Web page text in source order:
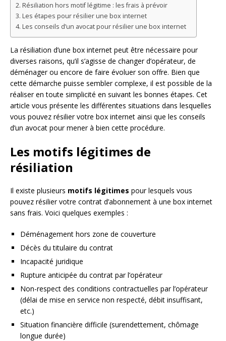
Résiliation hors motif légitime : les frais à prévoir
Les étapes pour résilier une box internet
Les conseils d’un avocat pour résilier une box internet
La résiliation d’une box internet peut être nécessaire pour
diverses raisons, qu’il s’agisse de changer d’opérateur, de
déménager ou encore de faire évoluer son offre. Bien que
cette démarche puisse sembler complexe, il est possible de la
réaliser en toute simplicité en suivant les bonnes étapes. Cet
article vous présente les différentes situations dans lesquelles
vous pouvez résilier votre box internet ainsi que les conseils
d’un avocat pour mener à bien cette procédure.
Les motifs légitimes de
résiliation
Il existe plusieurs motifs légitimes pour lesquels vous
pouvez résilier votre contrat d’abonnement à une box internet
sans frais. Voici quelques exemples :
Déménagement hors zone de couverture
Décès du titulaire du contrat
Incapacité juridique
Rupture anticipée du contrat par l’opérateur
Non-respect des conditions contractuelles par l’opérateur
(délai de mise en service non respecté, débit insuffisant,
etc.)
Situation financière difficile (surendettement, chômage
longue durée)